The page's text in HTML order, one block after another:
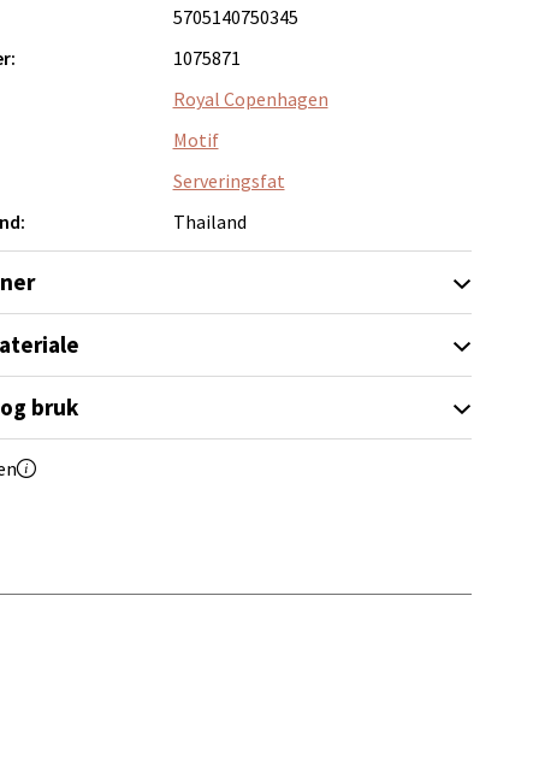
5705140750345
1075871
Royal Copenhagen
Motif
Serveringsfat
Thailand
bruk